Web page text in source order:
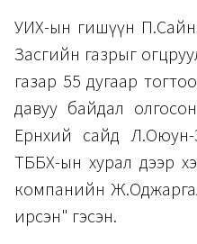
УИХ-ын гишүүн
Засгийн газрыг
газар 55 дугаар
давуу байдал
Ерөнхий сайд
ТББХ-ын хурал дээр
компанийн
ирсэн" гэсэн.